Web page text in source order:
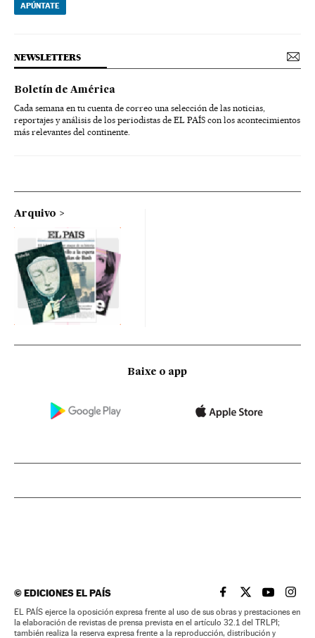
APÚNTATE
NEWSLETTERS
Boletín de América
Cada semana en tu cuenta de correo una selección de las noticias,
reportajes y análisis de los periodistas de EL PAÍS con los acontecimientos
más relevantes del continente.
Arquivo
Baixe o app
©EDICIONES EL PAÍS EL PAÍS BRASIL EN
EL PAÍSEL PAÍS
EL
EL PAÍS ejerce la oposición expresa frente al uso de sus obras y prestaciones en
la elaboración de revistas de prensa prevista en el artículo 32.1 del TRLPI;
también realiza la reserva expresa frente a la reproducción, distribución y